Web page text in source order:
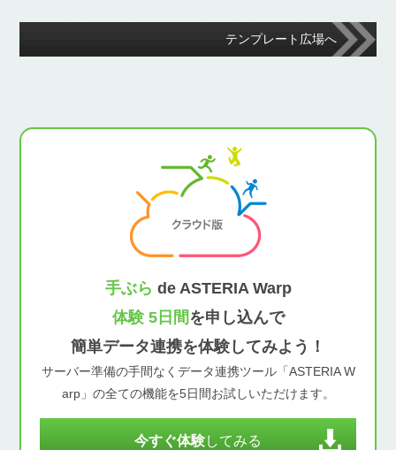
テンプレート広場へ
手ぶら de ASTERIA Warp
体験 5日間を申し込んで
簡単データ連携を体験してみよう！
サーバー準備の手間なくデータ連携ツール「ASTERIA W
arp」の全ての機能を5日間お試しいただけます。
今すぐ体験してみる